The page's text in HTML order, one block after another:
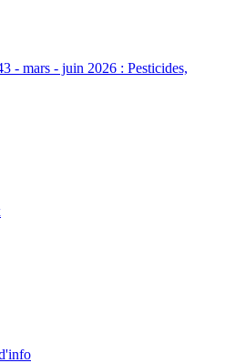
- mars - juin 2026 : Pesticides,